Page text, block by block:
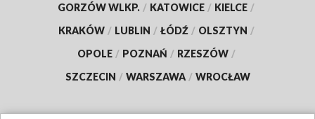
GORZÓW WLKP. / KATOWICE / KIELCE /
KRAKÓW / LUBLIN / ŁÓDŹ / OLSZTYN /
OPOLE / POZNAŃ / RZESZÓW /
SZCZECIN / WARSZAWA / WROCŁAW